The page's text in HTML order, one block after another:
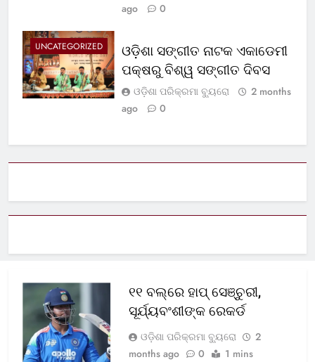
ago
0
UNCATEGORIZED
ଓଡ଼ିଶା ସଙ୍ଗୀତ ନାଟକ ଏକାଡେମୀ
ପକ୍ଷରୁ ବିଶ୍ୱ ସଙ୍ଗୀତ ଦିବସ
ଓଡ଼ିଶା ପରିକ୍ରମା ବ୍ୟୁରୋ
2 months
ago
0
୧୧ ବଲ୍‌ରେ ହାପ୍ ସେଞ୍ଚୁରୀ,
ସୂର୍ଯ୍ୟବଂଶୀଙ୍କ ରେକର୍ଡ
ଓଡ଼ିଶା ପରିକ୍ରମା ବ୍ୟୁରୋ
2
months ago
0 1 mins